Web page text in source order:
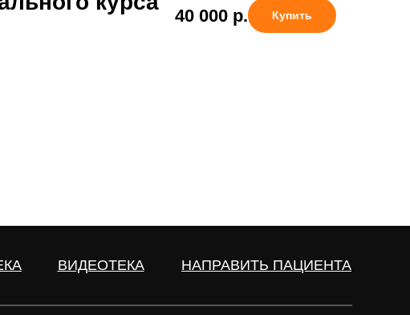
40 000 р. Купить
ВИДЕОТЕКА НАПРАВИТЬ ПАЦИЕНТА